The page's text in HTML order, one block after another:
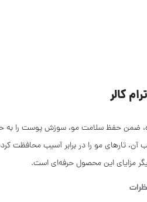
ضمن حفظ سلامت مو، سوزش پوست را به
آن، تارهای مو را در برابر آسیب محافظت
مزایای این محصول حرفه‌ای است.